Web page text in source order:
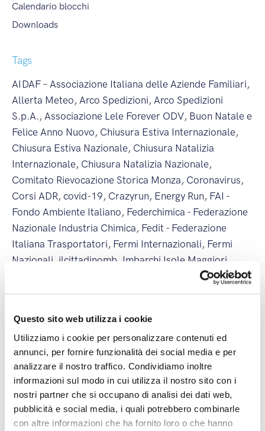
Questo sito web utilizza i cookie
Utilizziamo i cookie per personalizzare contenuti ed
annunci, per fornire funzionalità dei social media e per
analizzare il nostro traffico. Condividiamo inoltre
informazioni sul modo in cui utilizza il nostro sito con i
nostri partner che si occupano di analisi dei dati web,
pubblicità e social media, i quali potrebbero combinarle
con altre informazioni che ha fornito loro o che hanno
Calendario blocchi
Downloads
Tags
AIDAF – Associazione Italiana delle Aziende Familiari,
Allerta Meteo, Arco Spedizioni, Arco Spedizioni
S.p.A., Associazione Lele Forever ODV, Buon Natale e
Felice Anno Nuovo, Chiusura Estiva Internazionale,
Chiusura Estiva Nazionale, Chiusura Natalizia
Internazionale, Chiusura Natalizia Nazionale,
Comitato Rievocazione Storica Monza, Coronavirus,
Corsi ADR, covid-19, Crazyrun, Energy Run, FAI -
Fondo Ambiente Italiano, Federchimica - Federazione
Nazionale Industria Chimica, Fedit - Federazione
Italiana Trasportatori, Fermi Internazionali, Fermi
Nazionali ilcittadinomb Imbarchi Isole Maggiori
Mancini
Pastificio Agricolo,Merano WineFestival,Modena
Wine Experience ,Nuova Filiale,
Internazionale,Nuova Linea Nazionale,partnership
Premio Industria Felix,Sciopero Generale,Sciopero
Internazionale,Sciopero Nazionale,Sciopero
Regionale,Società Excellence,ST Foundation
top500,Vinitaly , Wine&Siena